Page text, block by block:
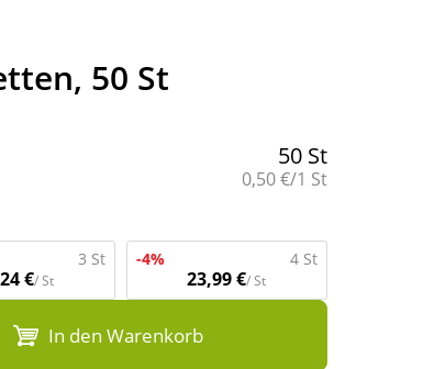
50 St
50 St
Grundpreis:
0,50 €/1 St
3 St
€/ St
-4% 4 St
23,99 €/ St
In den Warenkorb